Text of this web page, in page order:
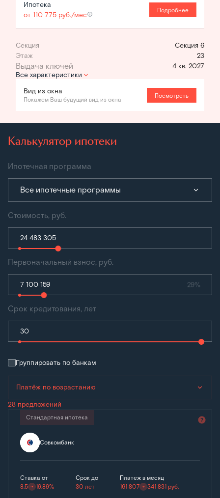
Ипотека
от 110 775 руб./мес
Подробнее
Секция
Секция 6
Этаж
23
4 кв. 2027
Все характеристики
Вид из окна
Покажем Ваш будущий вид из окна
Посмотреть
Калькулятор ипотеки
Ипотечная программа
Все ипотечные программы
Стоимость, руб.
Первоначальный взнос, руб.
29%
Срок кредитования, лет
Группировать по банкам
Платёж по возрастанию
28 предложений
Стандартная ипотека
Совкомбанк
Ставка от
8.5
19.89%
Срок до
30 лет
Платеж в месяц
161 807
341 831 руб.